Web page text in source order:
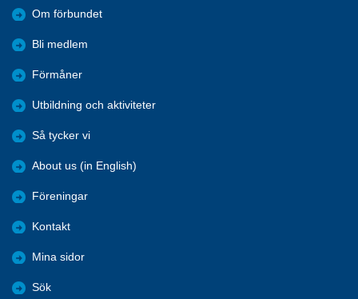
Om förbundet
Bli medlem
Förmåner
Utbildning och aktiviteter
Så tycker vi
About us (in English)
Föreningar
Kontakt
Mina sidor
Sök